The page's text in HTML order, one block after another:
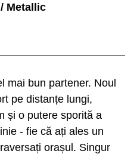
mai bun partener. Noul
pe distanțe lungi,
și o putere sporită a
- fie că ați ales un
orașul. Singur
Metallic